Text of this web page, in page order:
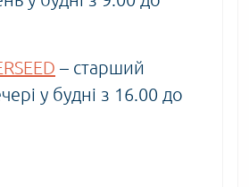
– старший
у будні з 16.00 до